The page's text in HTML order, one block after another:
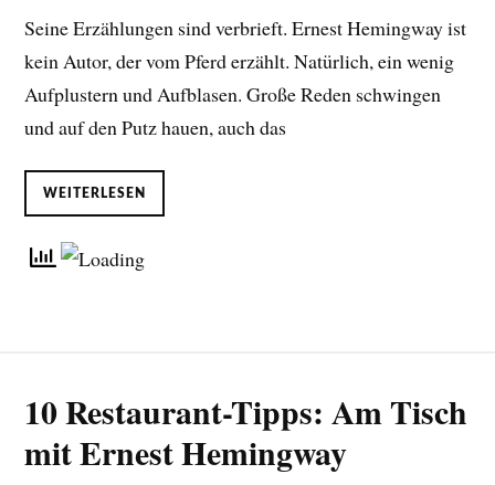
Seine Erzählungen sind verbrieft. Ernest Hemingway ist
kein Autor, der vom Pferd erzählt. Natürlich, ein wenig
Aufplustern und Aufblasen. Große Reden schwingen
und auf den Putz hauen, auch das
WEITERLESEN
10 Restaurant-Tipps: Am Tisch
mit Ernest Hemingway